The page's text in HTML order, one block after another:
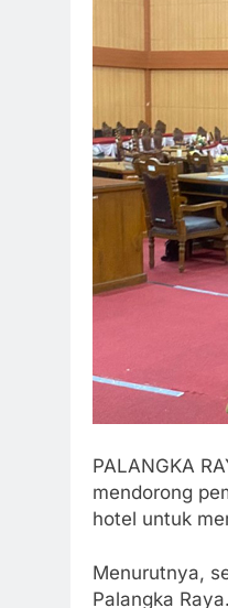
PALANGKA
mendorong
hotel untuk
Menurutnya,
Palangka Raya.